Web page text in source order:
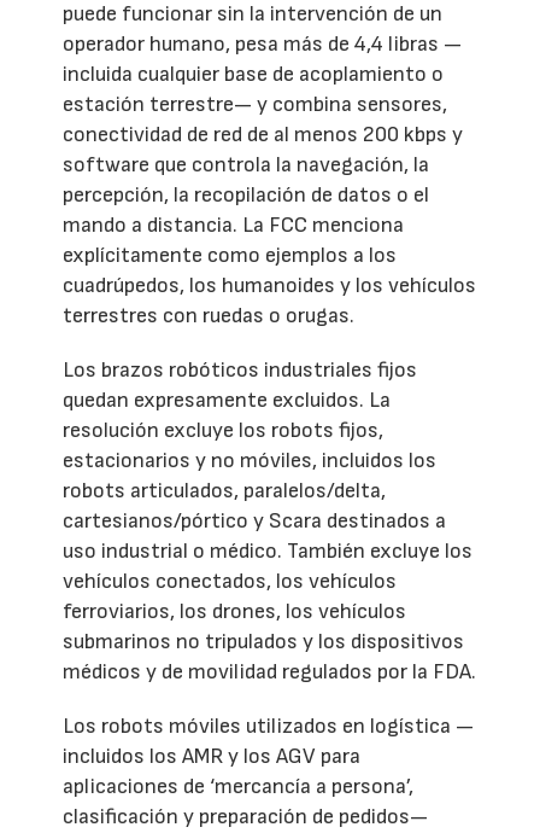
puede funcionar sin la intervención de un
operador humano, pesa más de 4,4 libras —
incluida cualquier base de acoplamiento o
estación terrestre— y combina sensores,
conectividad de red de al menos 200 kbps y
software que controla la navegación, la
percepción, la recopilación de datos o el
mando a distancia. La FCC menciona
explícitamente como ejemplos a los
cuadrúpedos, los humanoides y los vehículos
terrestres con ruedas o orugas.
Los brazos robóticos industriales fijos
quedan expresamente excluidos. La
resolución excluye los robots fijos,
estacionarios y no móviles, incluidos los
robots articulados, paralelos/delta,
cartesianos/pórtico y Scara destinados a
uso industrial o médico. También excluye los
vehículos conectados, los vehículos
ferroviarios, los drones, los vehículos
submarinos no tripulados y los dispositivos
médicos y de movilidad regulados por la FDA.
Los robots móviles utilizados en logística —
incluidos los AMR y los AGV para
aplicaciones de ‘mercancía a persona’,
clasificación y preparación de pedidos—